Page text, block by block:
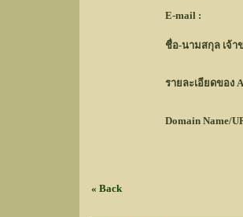
E-mail :
ชื่อ-นามสกุล เจ้า
รายละเอียดของ
Domain Name/
« Back